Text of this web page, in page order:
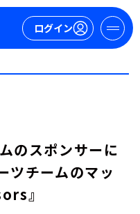
ログイン
のスポンサーに
チームのマッ
』